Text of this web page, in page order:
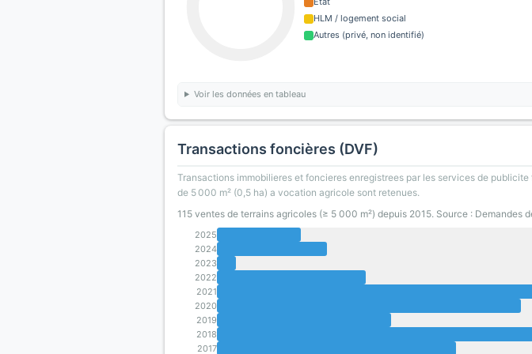
HLM / logement social
Autres (privé, non identifié)
Voir les données en tableau
Transactions foncières (DVF)
Transactions immobilieres et foncieres enregistrees par les services de
de 5 000 m² (0,5 ha) a vocation agricole sont retenues.
115 ventes de terrains agricoles (≥ 5 000 m²) depuis 2015. Source : Demandes
2025
2024
2023
2022
2021
2020
2019
2018
2017